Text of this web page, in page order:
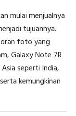
mulai menjualnya
tujuannya.
foto yang
Galaxy Note 7R
seperti India,
kemungkinan